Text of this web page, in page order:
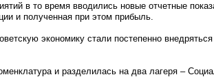
в то время вводились новые отчетные
и полученная при этом прибыль.
экономику стали постепенно
и разделилась на два лагеря –